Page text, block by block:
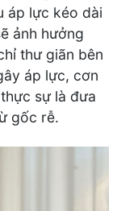
áp lực kéo dài
ảnh hưởng
thư giãn bên
áp lực, cơn
sự là đưa
gốc rễ.